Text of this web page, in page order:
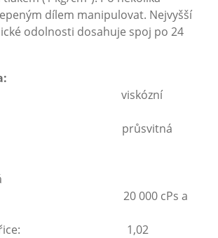
dílem manipulovat. Nejvyšší
odolnosti dosahuje spoj po 24
viskózní
průsvitná
20 000 cPs a
1,02